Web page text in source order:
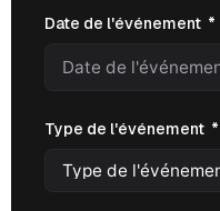
Date de l'événement
Type de l'événement